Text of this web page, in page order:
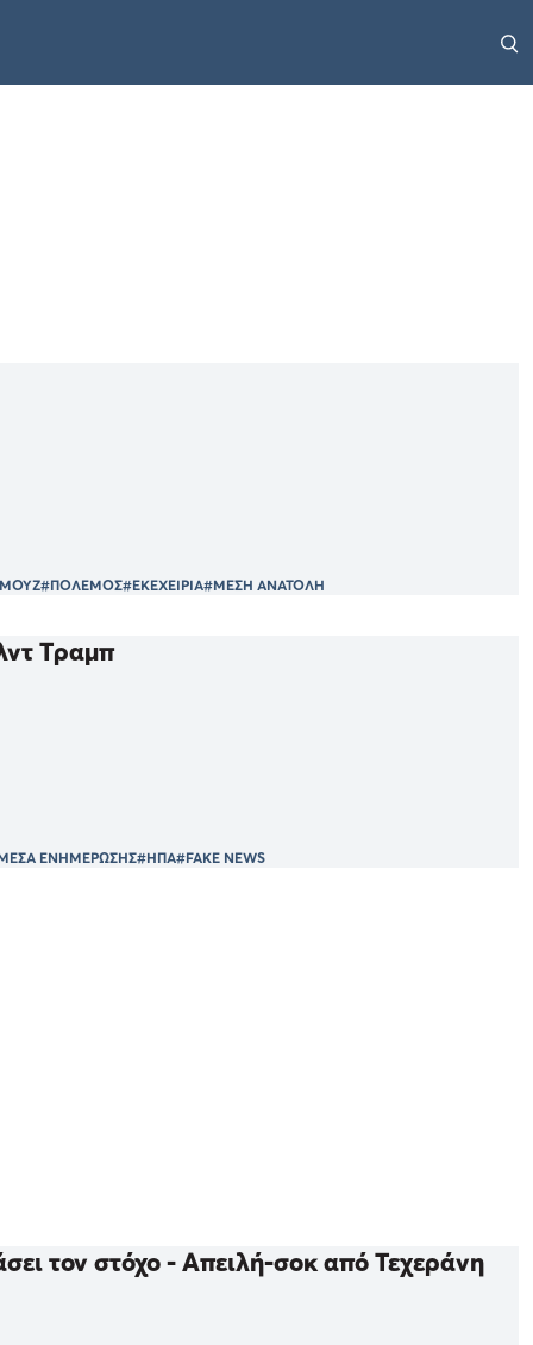
#ΠΟΛΕΜΟΣ#ΕΚΕΧΕΙΡΙΑ#ΜΕΣΗ ΑΝΑΤΟΛΗ
Τραμπ
ΕΝΗΜΕΡΩΣΗΣ#ΗΠΑ#FAKE NEWS
τον στόχο - Απειλή-σοκ από Τεχεράνη